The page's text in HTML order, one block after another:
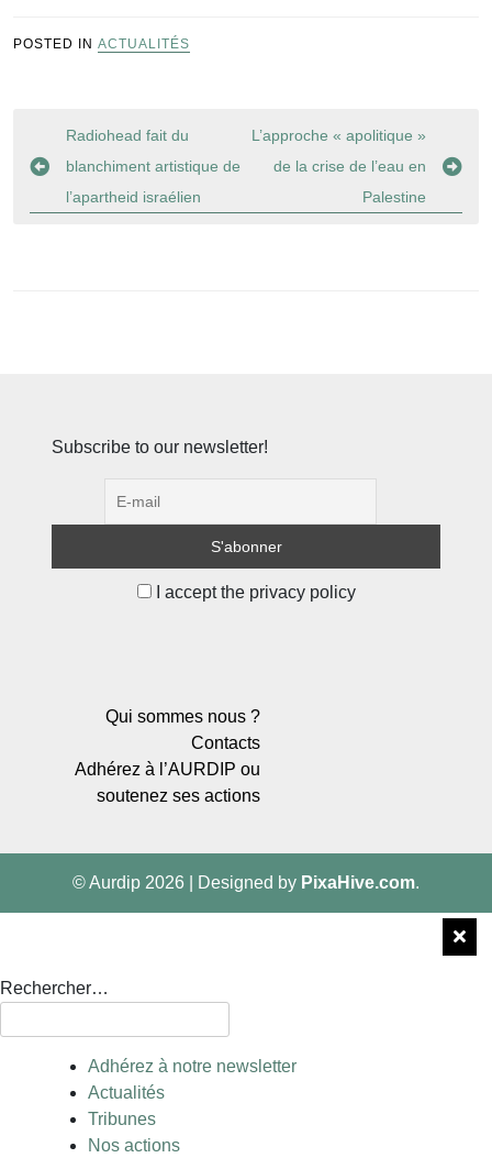
POSTED IN ACTUALITÉS
Navigation
de
l’article
Radiohead fait du
blanchiment artistique de
l’apartheid israélien
L’approche « apolitique »
de la crise de l’eau en
Palestine
Subscribe to our newsletter!
I accept the privacy policy
Qui sommes nous ?
Contacts
Adhérez à l’AURDIP ou
soutenez ses actions
© Aurdip 2026 Designed by PixaHive.com.
Rechercher…
Adhérez à notre newsletter
Actualités
Tribunes
Nos actions